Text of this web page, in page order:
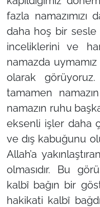
fazla
daha hoş bir sesle
inceliklerini ve
namazda
olarak
tamamen
namazın ruhu
eksenli işler daha
ve dış kabuğunu
Allah’a
olmasıdır. Bu
kalbî bağın bir
hakikati kalbî